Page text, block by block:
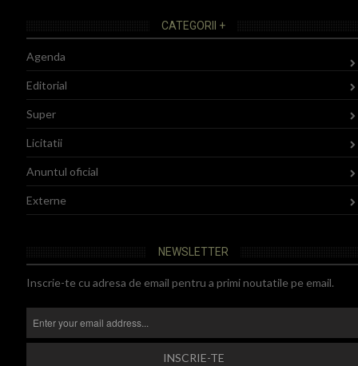
CATEGORII +
Agenda
Editorial
Super
Licitatii
Anuntul oficial
Externe
NEWSLETTER
Inscrie-te cu adresa de email pentru a primi noutatile pe email.